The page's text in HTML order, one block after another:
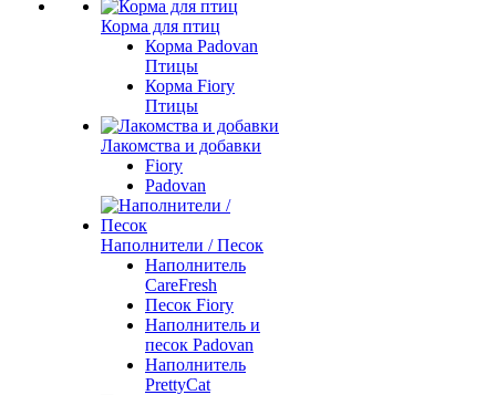
Корма для птиц
Корма Padovan
Птицы
Корма Fiory
Птицы
Лакомства и добавки
Fiory
Padovan
Наполнители / Песок
Наполнитель
CareFresh
Песок Fiory
Наполнитель и
песок Padovan
Наполнитель
PrettyCat